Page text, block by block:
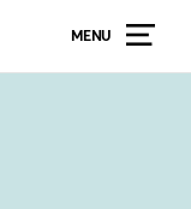
MENU